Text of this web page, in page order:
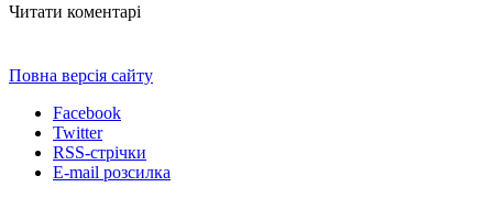
Читати коментарі
Повна версія сайту
Facebook
Twitter
RSS-стрічки
E-mail розсилка